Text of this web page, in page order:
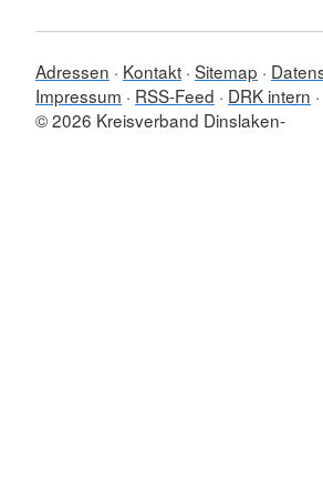
Adressen Kontakt Sitemap
Impressum
RSS-Feed
DRK intern
© 2026 Kreisverband Dinslaken-